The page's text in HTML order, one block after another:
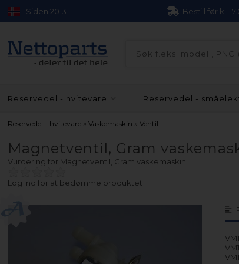
Siden 2013 Bestill før kl.
Reservedel - hvitevare Reservedel -
Reservedel - hvitevare »Vaskemaskin »Ventil
Magnetventil, Gram
Vurdering for Magnetventil, Gram vaskemaskin
Log ind for at bedømme produktet